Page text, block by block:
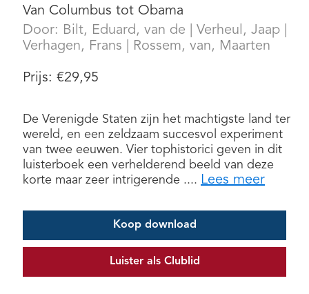
Van Columbus tot Obama
Door: Bilt, Eduard, van de Verheul, Jaap
Verhagen, Frans
Rossem, van, Maarten
Prijs: €29,95
De Verenigde Staten zijn het machtigste land ter
wereld, en een zeldzaam succesvol experiment
van twee eeuwen. Vier tophistorici geven in dit
luisterboek een verhelderend beeld van deze
korte maar zeer intrigerende .... Lees meer
Koop download
Luister als Clublid